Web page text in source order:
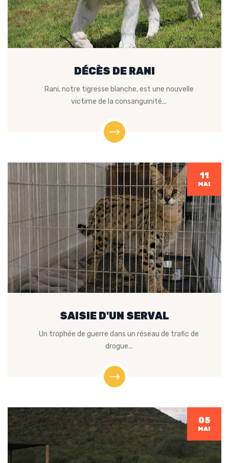
DÉCÈS DE RANI
Rani, notre tigresse blanche, est une nouvelle
victime de la consanguinité...
11
MAI
SAISIE D'UN SERVAL
Un trophée de guerre dans un réseau de trafic de
drogue...
05
MAI